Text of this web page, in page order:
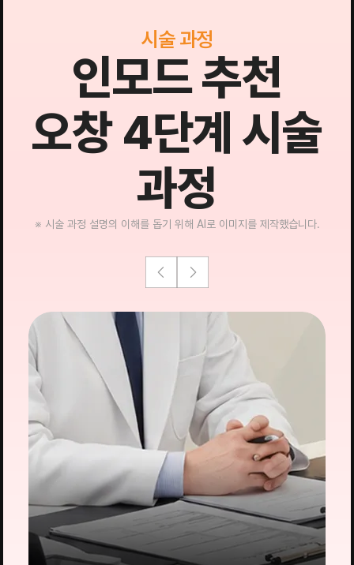
시술 과정
인모드 추천
오창 4단계 시술
과정
※ 시술 과정 설명의 이해를 돕기 위해 AI로 이미지를 제작했습니다.